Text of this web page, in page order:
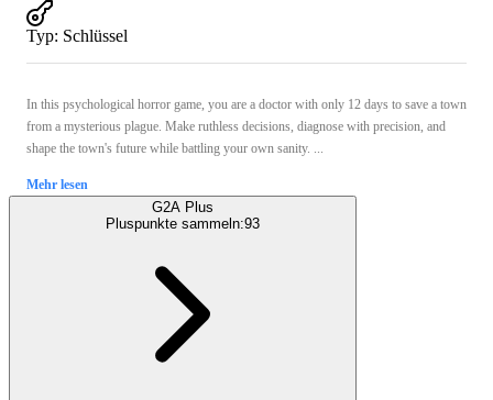
Typ: Schlüssel
In this psychological horror game, you are a doctor with only 12 days to save a town
from a mysterious plague. Make ruthless decisions, diagnose with precision, and
shape the town's future while battling your own sanity. ...
Mehr lesen
G2A Plus
Pluspunkte sammeln:93